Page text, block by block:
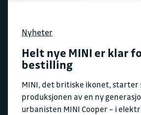
Nyheter
Helt nye MINI er klar
bestilling
MINI, det britiske ikonet, starter
produksjonen av en ny
urbanisten MINI Cooper – i